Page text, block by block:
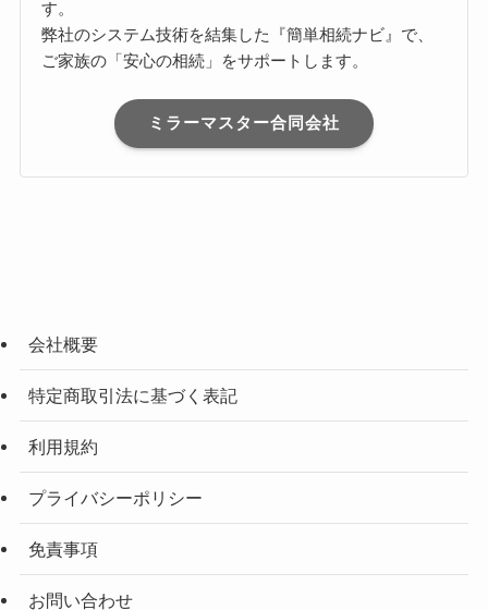
す。
弊社のシステム技術を結集した『簡単相続ナビ』で、
ご家族の「安心の相続」をサポートします。
ミラーマスター合同会社
会社概要
特定商取引法に基づく表記
利用規約
プライバシーポリシー
免責事項
お問い合わせ